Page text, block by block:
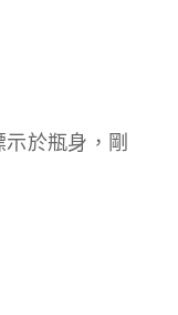
於瓶身，剛